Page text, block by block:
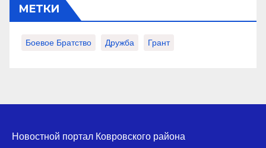
МЕТКИ
Боевое Братство Дружба Грант
Новостной портал Ковровского района